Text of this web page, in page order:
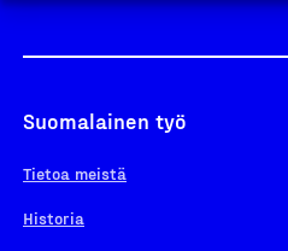
Suomalainen työ
Tietoa meistä
Historia